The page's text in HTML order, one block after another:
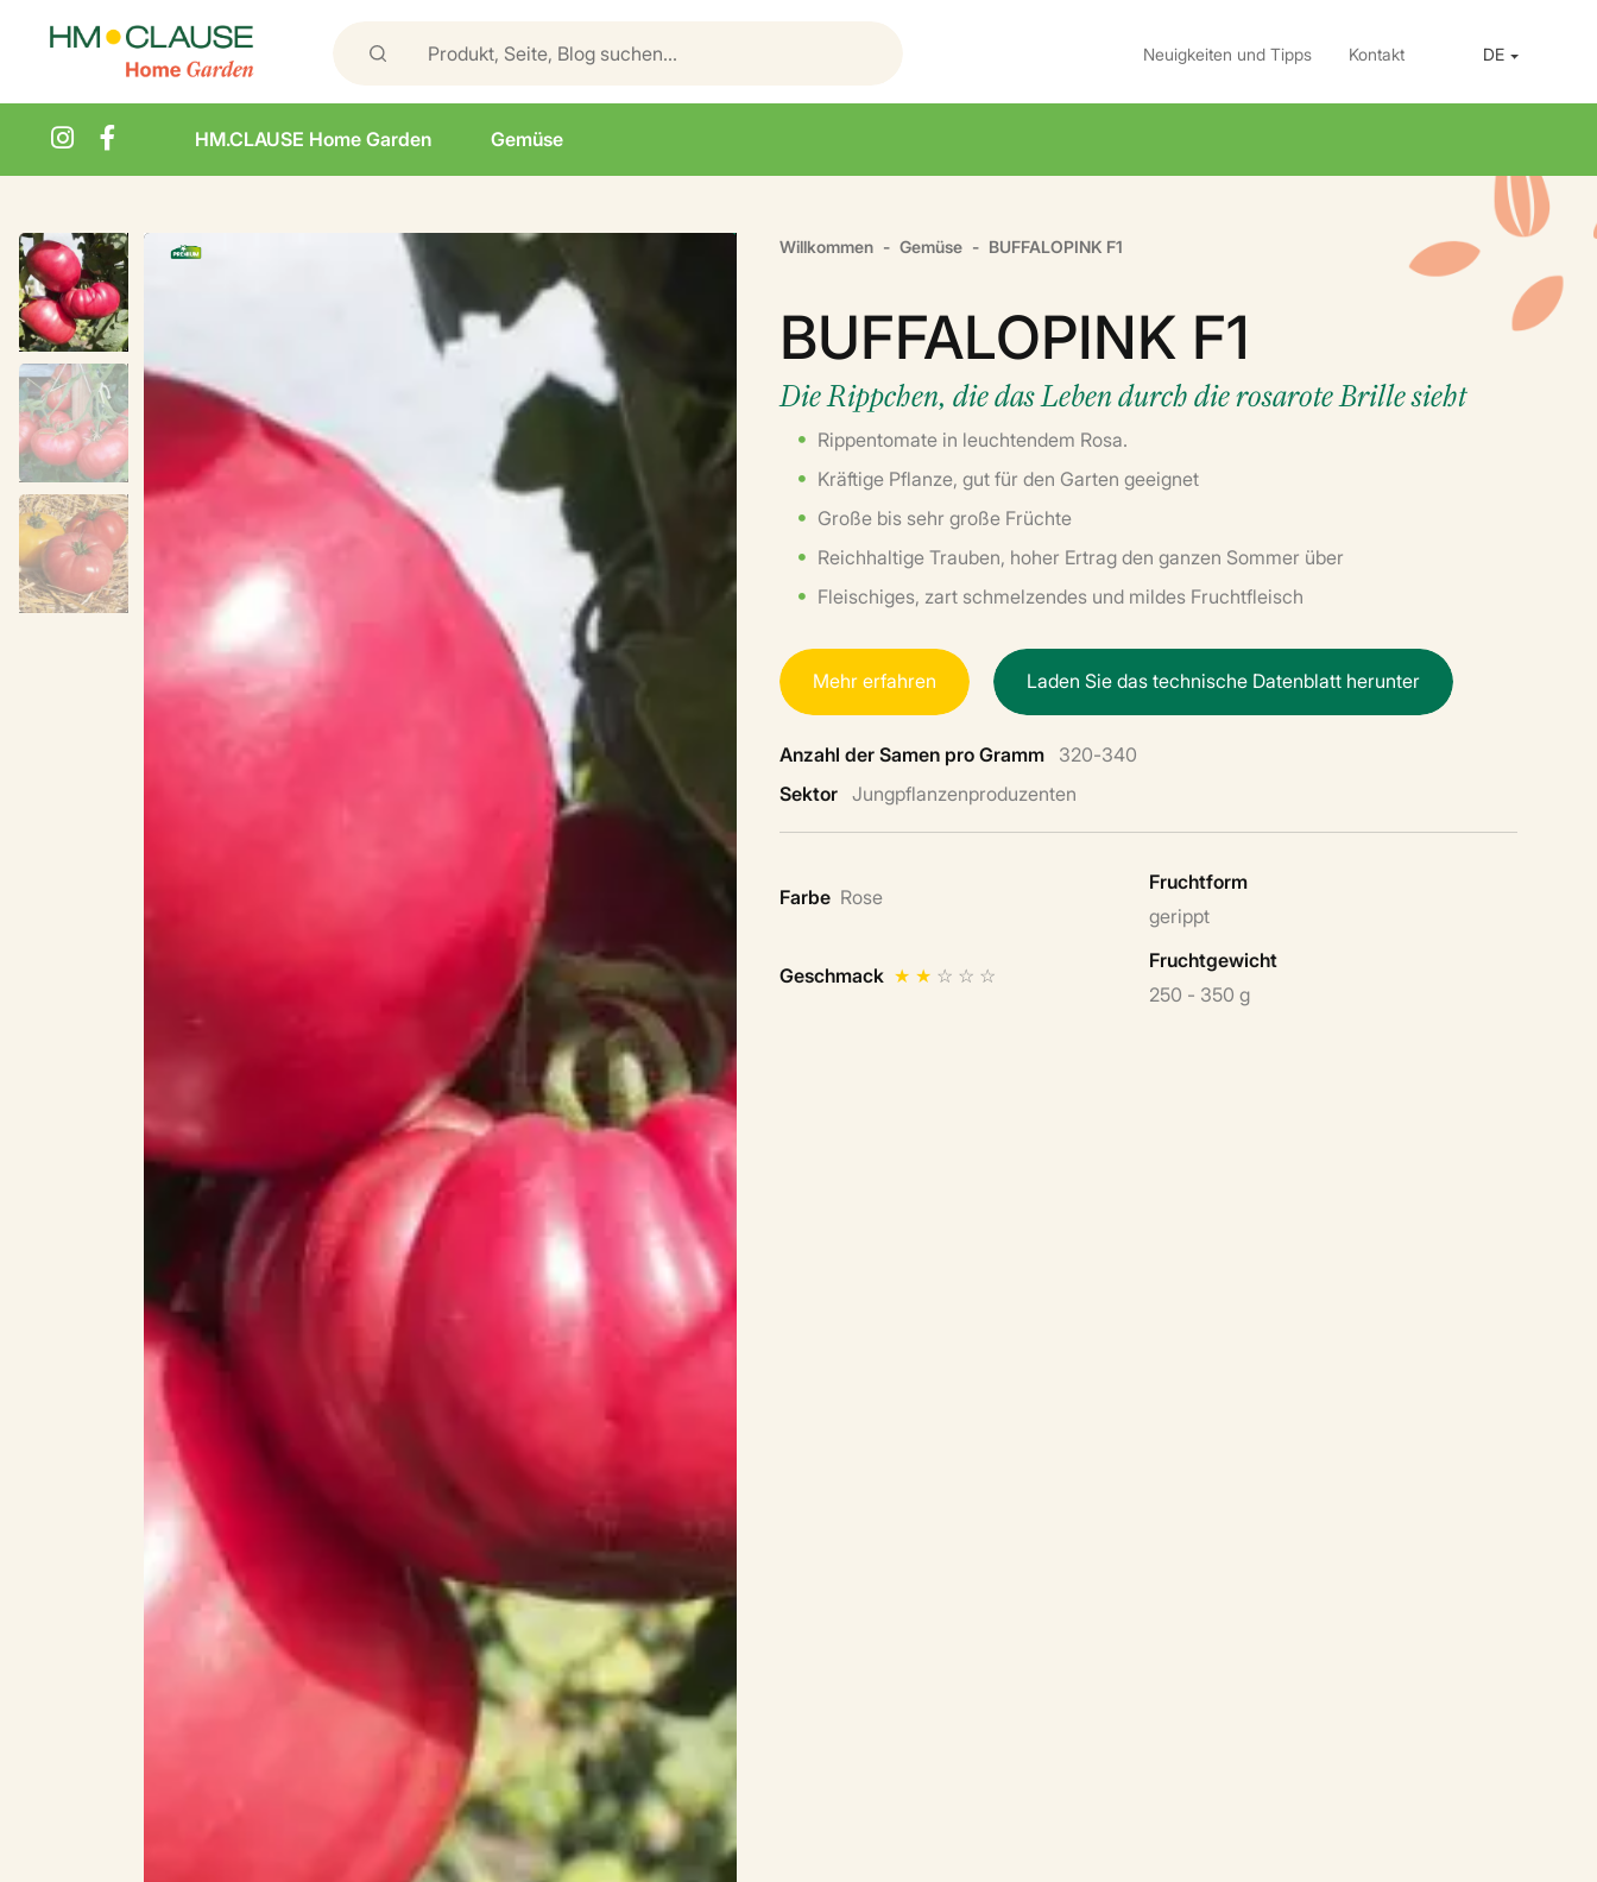
Neuigkeiten und Tipps Kontakt DE
HM.CLAUSE Home Garden Gemüse
Willkommen Gemüse BUFFALOPINK F1
BUFFALOPINK F1
Die Rippchen, die das Leben durch die rosarote Brille sieht
Rippentomate in leuchtendem Rosa.
Kräftige Pflanze, gut für den Garten geeignet
Große bis sehr große Früchte
Reichhaltige Trauben, hoher Ertrag den ganzen Sommer über
Fleischiges, zart schmelzendes und mildes Fruchtfleisch
Mehrerfahren Laden Siedastechnische Datenblatt herunter
Anzahl der Samen pro Gramm 320-340
Sektor Jungpflanzenproduzenten
Farbe Rose
Fruchtform
gerippt
Geschmack ★ ★ ☆ ☆ ☆
Fruchtgewicht
250 - 350 g